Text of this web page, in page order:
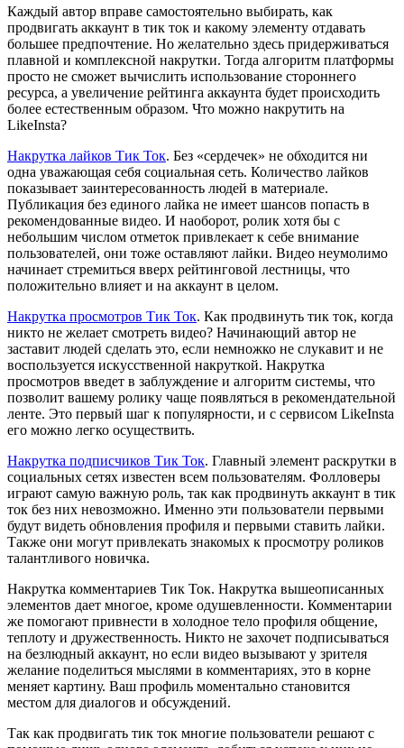
Каждый автор вправе самостоятельно выбирать, как
продвигать аккаунт в тик ток и какому элементу отдавать
большее предпочтение. Но желательно здесь придерживаться
плавной и комплексной накрутки. Тогда алгоритм платформы
просто не сможет вычислить использование стороннего
ресурса, а увеличение рейтинга аккаунта будет происходить
более естественным образом. Что можно накрутить на
LikeInsta?
Накрутка лайков Тик Ток. Без «сердечек» не обходится ни
одна уважающая себя социальная сеть. Количество лайков
показывает заинтересованность людей в материале.
Публикация без единого лайка не имеет шансов попасть в
рекомендованные видео. И наоборот, ролик хотя бы с
небольшим числом отметок привлекает к себе внимание
пользователей, они тоже оставляют лайки. Видео неумолимо
начинает стремиться вверх рейтинговой лестницы, что
положительно влияет и на аккаунт в целом.
Накрутка просмотров Тик Ток. Как продвинуть тик ток, когда
никто не желает смотреть видео? Начинающий автор не
заставит людей сделать это, если немножко не слукавит и не
воспользуется искусственной накруткой. Накрутка
просмотров введет в заблуждение и алгоритм системы, что
позволит вашему ролику чаще появляться в рекомендательной
ленте. Это первый шаг к популярности, и с сервисом LikeInsta
его можно легко осуществить.
Накрутка подписчиков Тик Ток. Главный элемент раскрутки в
социальных сетях известен всем пользователям. Фолловеры
играют самую важную роль, так как продвинуть аккаунт в тик
ток без них невозможно. Именно эти пользователи первыми
будут видеть обновления профиля и первыми ставить лайки.
Также они могут привлекать знакомых к просмотру роликов
талантливого новичка.
Накрутка комментариев Тик Ток. Накрутка вышеописанных
элементов дает многое, кроме одушевленности. Комментарии
же помогают привнести в холодное тело профиля общение,
теплоту и дружественность. Никто не захочет подписываться
на безлюдный аккаунт, но если видео вызывают у зрителя
желание поделиться мыслями в комментариях, это в корне
меняет картину. Ваш профиль моментально становится
местом для диалогов и обсуждений.
Так как продвигать тик ток многие пользователи решают с